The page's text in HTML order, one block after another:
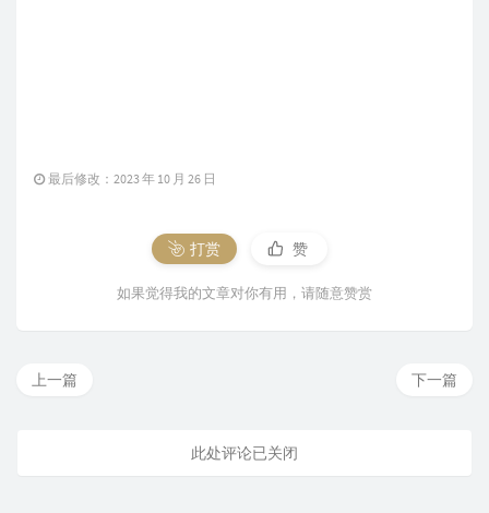
最后修改：2023 年 10 月 26 日
打赏 赞
如果觉得我的文章对你有用，请随意赞赏
下一篇
上一篇
此处评论已关闭